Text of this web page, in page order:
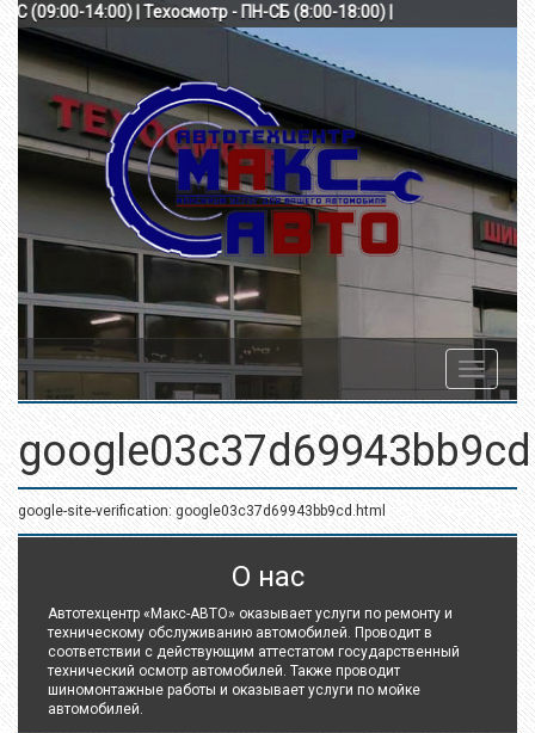
(09:00-14:00) | Техосмотр - ПН-СБ (8:00-18:00) |
Toggle
google03c37d69943bb9cd
google-site-verification: google03c37d69943bb9cd.html
О нас
Автотехцентр «Макс-АВТО» оказывает услуги по ремонту и
техническому обслуживанию автомобилей. Проводит в
соответствии с действующим аттестатом государственный
технический осмотр автомобилей. Также проводит
шиномонтажные работы и оказывает услуги по мойке
автомобилей.